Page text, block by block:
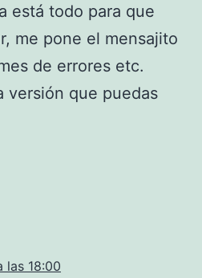
está todo para que
me pone el mensajito
de errores etc.
versión que puedas
las 18:00